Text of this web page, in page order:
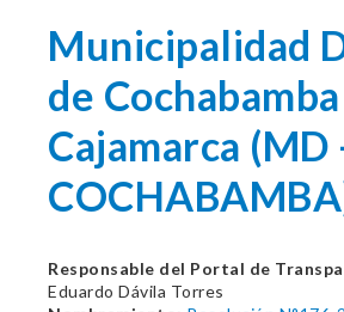
Municipalidad
de
Cajamarca (MD
Responsable del Portal de
Eduardo Dávila Torres